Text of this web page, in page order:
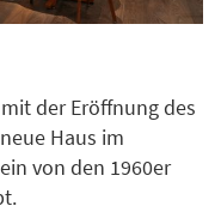
der Eröffnung des
Haus im
von den 1960er